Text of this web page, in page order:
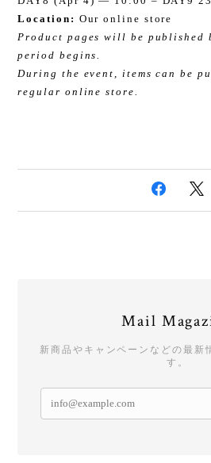
Location: Our online store
Product pages will be published
period begins.
During the event, items can be
regular online store.
Mail
新商品やキャンペーンなどの最新
す。